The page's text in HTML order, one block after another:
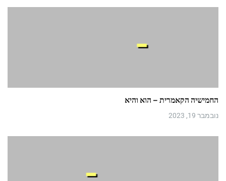
החמישיה הקאמרית – הוא והיא
נובמבר 19, 2023